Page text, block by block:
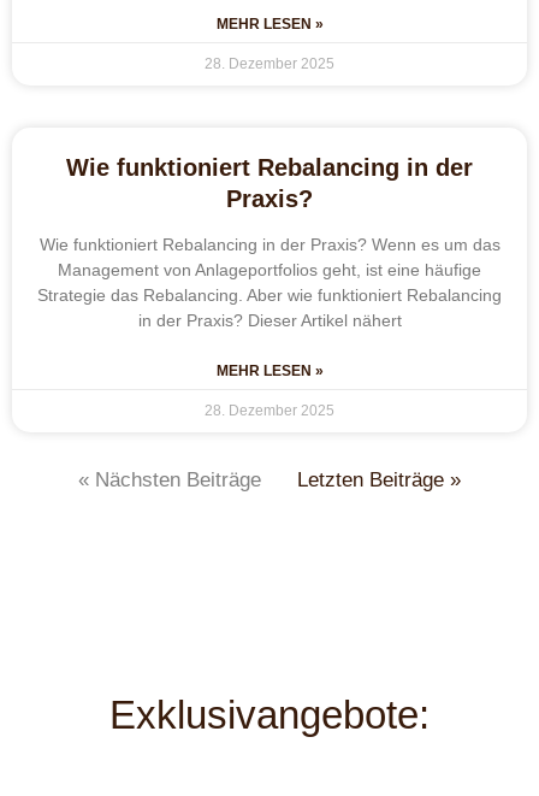
MEHR LESEN »
28. Dezember 2025
Wie funktioniert Rebalancing in der
Praxis?
Wie funktioniert Rebalancing in der Praxis? Wenn es um das
Management von Anlageportfolios geht, ist eine häufige
Strategie das Rebalancing. Aber wie funktioniert Rebalancing
in der Praxis? Dieser Artikel nähert
MEHR LESEN »
28. Dezember 2025
« Nächsten Beiträge Letzten Beiträge »
Exklusivangebote: